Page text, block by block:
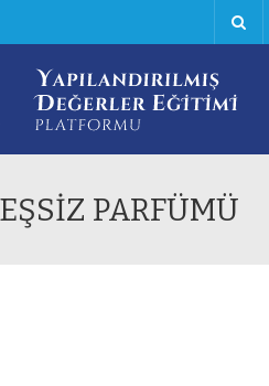
PARFÜMÜ